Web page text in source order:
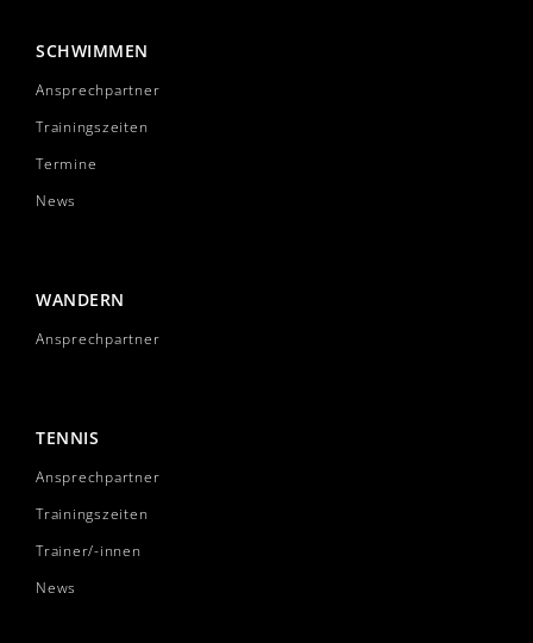
SCHWIMMEN
Ansprechpartner
Trainingszeiten
Termine
News
WANDERN
Ansprechpartner
TENNIS
Ansprechpartner
Trainingszeiten
Trainer/-innen
News